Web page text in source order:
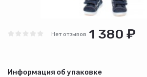
Нет отзывов 1 380 ₽
Информация об упаковке